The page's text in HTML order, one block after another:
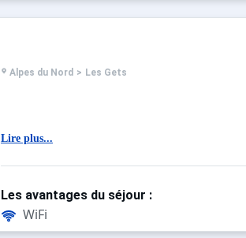
Alpes du Nord > Les Gets
Lire plus...
Les avantages du séjour :
WiFi